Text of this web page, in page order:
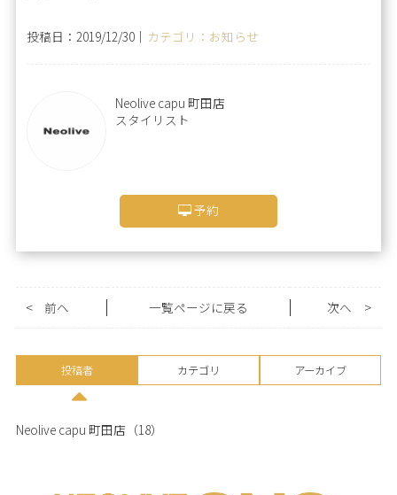
投稿日：2019/12/30｜ カテゴリ：お知らせ
Neolive capu 町田店
スタイリスト
予約
< 前へ 一覧ページに戻る >
次へ
投稿者 カテゴリ アーカイブ
Neolive capu 町田店 （18）